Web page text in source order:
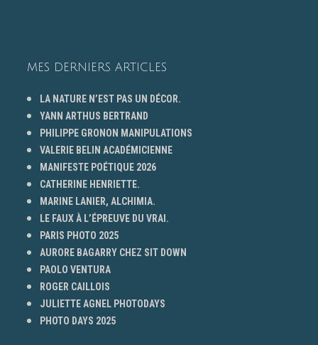
MES DERNIERS ARTICLES
LA NATURE N’EST PAS UN DÉCOR.
YANN ARTHUS BERTRAND
PHILIPPE GRONON MANIPULATIONS
VALERIE BELIN ACADÉMICIENNE
MANIFESTE POÉTIQUE 2026
CATHERINE HENRIETTE.
MARINE LANIER, ALCHIMIA.
LE FAUX À L’ÉPREUVE DU VRAI.
PARIS PHOTO 2025
AURORE BAGARRY CHEZ SIT DOWN
PAOLO VENTURA
ROGER CAILLOIS
JULIETTE AGNEL PHOTODAYS
PHOTO DAYS 2025